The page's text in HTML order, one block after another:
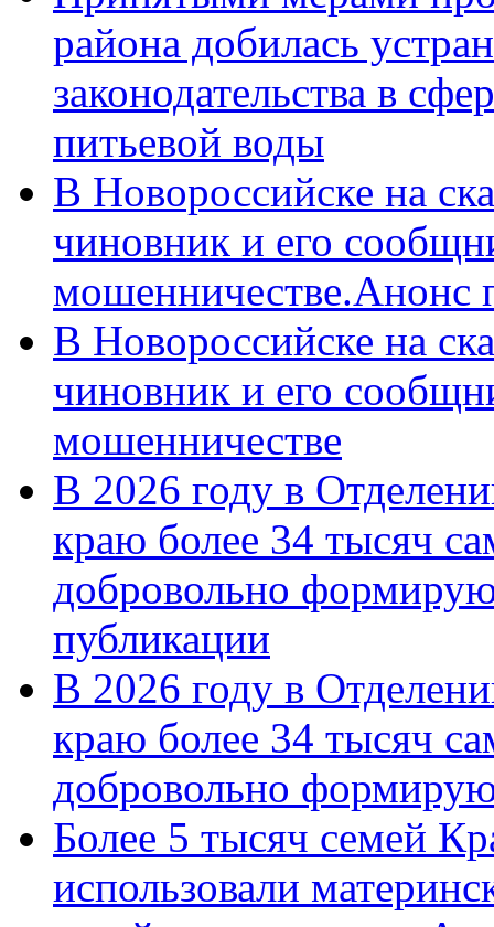
района добилась
законодательства в
питьевой воды
В Новороссийске на
чиновник и его
мошенничестве.Анонс
В Новороссийске на
чиновник и его
мошенничестве
В 2026 году в
краю более 34 тысяч
добровольно
публикации
В 2026 году в
краю более 34 тысяч
добровольно
Более 5 тысяч семей
использовали